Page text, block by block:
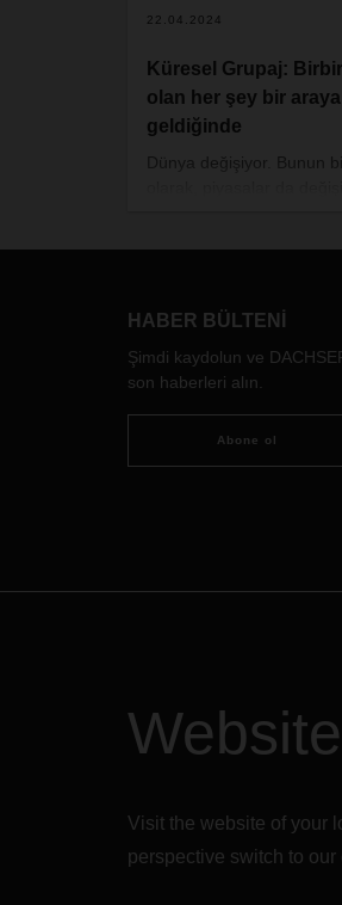
22.04.2024
Küresel Grupaj:
olan her şey bir araya
geldiğinde
Dünya değişiyor. Bunun
ihtiyaç ortaya çıkıyor.
kontrat lojistiği
mümkün olan en iyi
edilmesi anlamına geliyor.
HABER BÜLTENI
Şimdi kaydolun ve
son haberleri alın.
Abone ol
Visit the website of your
perspective switch to